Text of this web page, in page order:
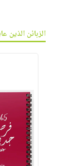
الزبائن الذين